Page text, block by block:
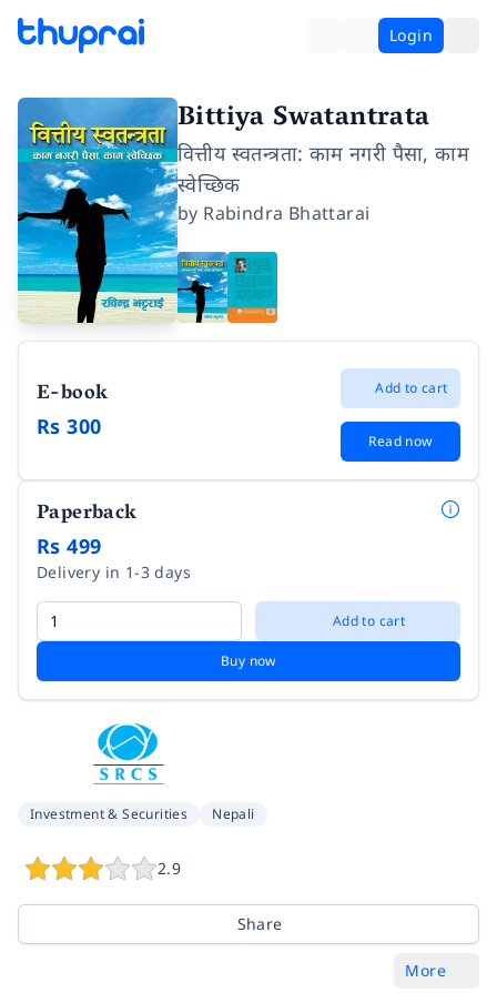
Login
Bittiya Swatantrata
वित्तीय स्वतन्त्रता: काम नगरी पैसा, काम
स्वेच्छिक
by Rabindra Bhattarai
E-book
Rs 300
Add to cart
Read now
Paperback
Rs 499
Delivery in 1-3 days
Add to cart
Buy now
Investment & Securities Nepali
2.9
Share
More